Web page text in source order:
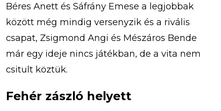
Béres Anett és Sáfrány Emese a legjobbak
között még mindig versenyzik és a rivális
csapat, Zsigmond Angi és Mészáros Bende
már egy ideje nincs játékban, de a vita nem
csitult köztük.
Fehér zászló helyett